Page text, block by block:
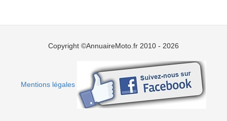
Copyright ©AnnuaireMoto.fr 2010 - 2026
Mentions légales